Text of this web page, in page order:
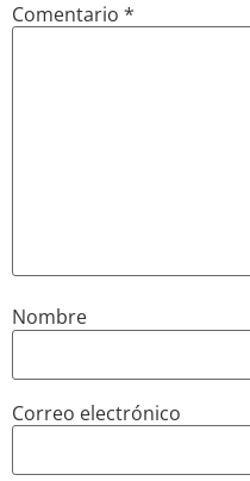
Comentario *
Nombre
Correo electrónico